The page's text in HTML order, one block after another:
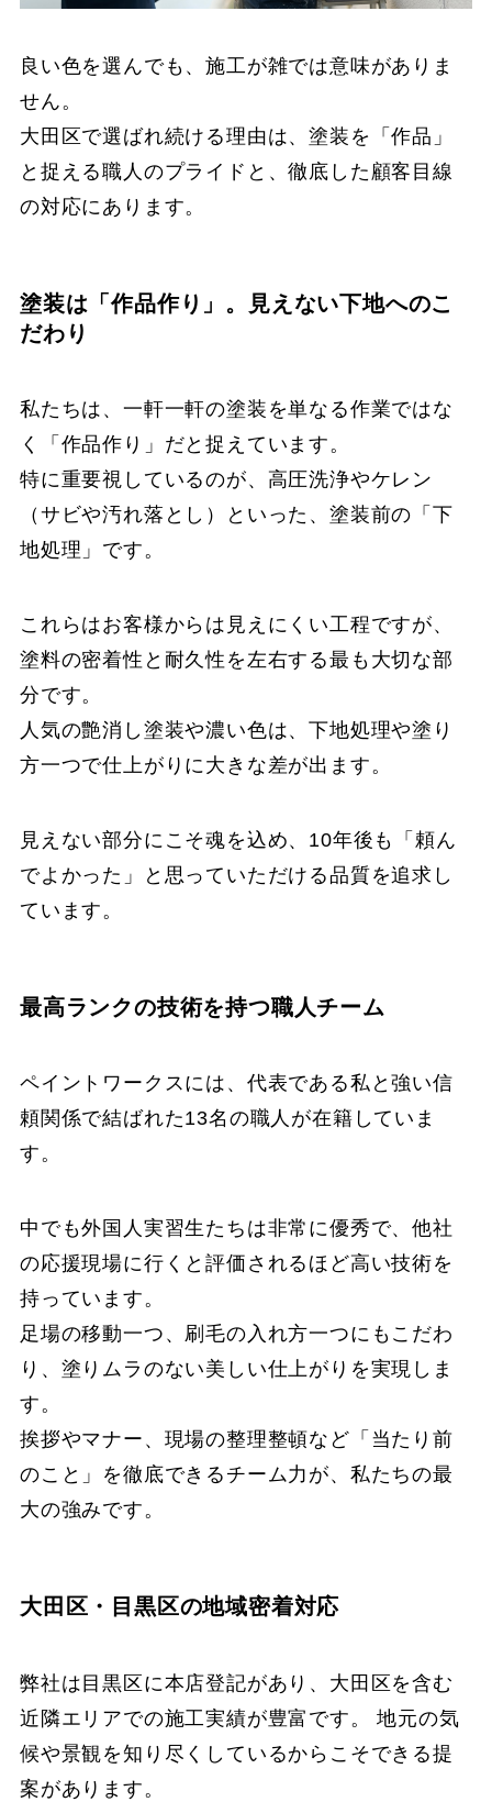
良い色を選んでも、施工が雑では意味がありま
せん。
大田区で選ばれ続ける理由は、塗装を「作品」
と捉える職人のプライドと、徹底した顧客目線
の対応にあります。
塗装は「作品作り」。見えない下地へのこ
だわり
私たちは、一軒一軒の塗装を単なる作業ではな
く「作品作り」だと捉えています。
特に重要視しているのが、高圧洗浄やケレン
（サビや汚れ落とし）といった、塗装前の「下
地処理」です。
これらはお客様からは見えにくい工程ですが、
塗料の密着性と耐久性を左右する最も大切な部
分です。
人気の艶消し塗装や濃い色は、下地処理や塗り
方一つで仕上がりに大きな差が出ます。
見えない部分にこそ魂を込め、10年後も「頼ん
でよかった」と思っていただける品質を追求し
ています。
最高ランクの技術を持つ職人チーム
ペイントワークスには、代表である私と強い信
頼関係で結ばれた13名の職人が在籍していま
す。
中でも外国人実習生たちは非常に優秀で、他社
の応援現場に行くと評価されるほど高い技術を
持っています。
足場の移動一つ、刷毛の入れ方一つにもこだわ
り、塗りムラのない美しい仕上がりを実現しま
す。
挨拶やマナー、現場の整理整頓など「当たり前
のこと」を徹底できるチーム力が、私たちの最
大の強みです。
大田区・目黒区の地域密着対応
弊社は目黒区に本店登記があり、大田区を含む
近隣エリアでの施工実績が豊富です。 地元の気
候や景観を知り尽くしているからこそできる提
案があります。